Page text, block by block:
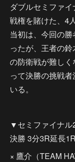
ダブルセミファ
戦権を賭けた、4
当初は、今回の
ったが、王者の
の防衛戦が難し
って決勝の挑戦
いる。
▼セミファイナ
決勝 3分3R延長1R
× 鷹介（TEAM